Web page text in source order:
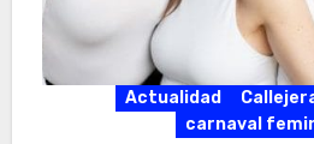
Actualidad
carnaval